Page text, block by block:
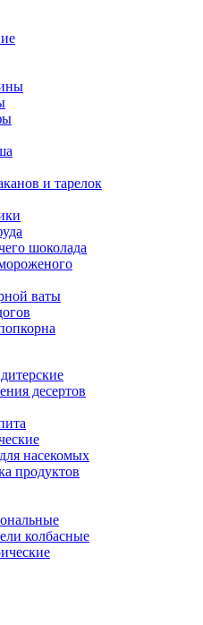
и тарелок
шоколада
ваты
десертов
насекомых
продуктов
колбасные